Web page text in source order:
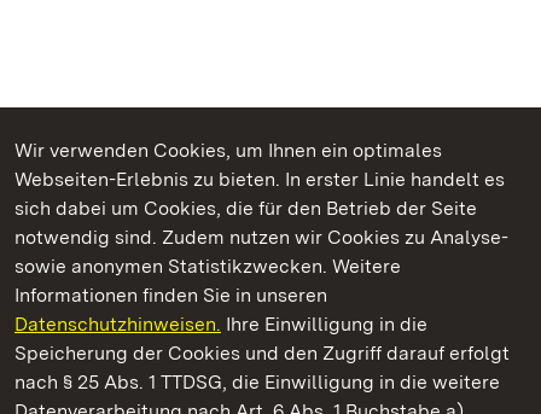
Wir verwenden Cookies, um Ihnen ein optimales
Webseiten-Erlebnis zu bieten. In erster Linie handelt es
sich dabei um Cookies, die für den Betrieb der Seite
notwendig sind. Zudem nutzen wir Cookies zu Analyse-
sowie anonymen Statistikzwecken. Weitere
Informationen finden Sie in unseren
Datenschutzhinweisen. Ihre Einwilligung in die
Speicherung der Cookies und den Zugriff darauf erfolgt
nach § 25 Abs. 1 TTDSG, die Einwilligung in die weitere
Kommen. Staunen. Genießen.
Staatliche Schlösser und Gärten Baden‑Württemberg
Staatliche Schlösser und Gärten Baden-Württemberg